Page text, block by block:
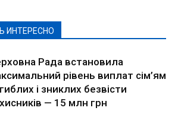
ИНТЕРЕСНО
Рада встановила
рівень виплат сім’ям
і зниклих безвісти
— 15 млн грн